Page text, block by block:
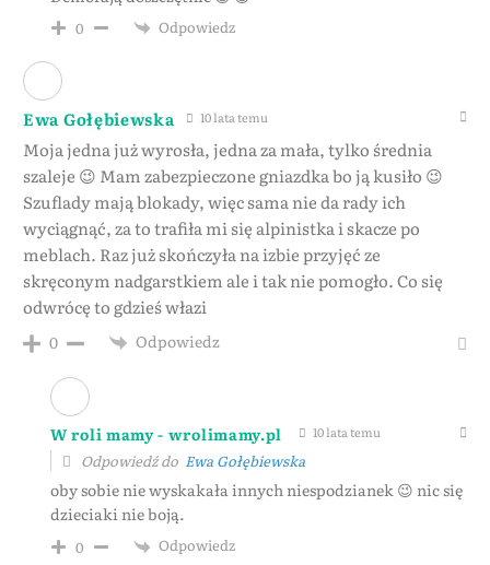
0 Odpowiedz
Ewa Gołębiewska 10 lata temu
Moja jedna już wyrosła, jedna za mała, tylko średnia
szaleje 😉 Mam zabezpieczone gniazdka bo ją kusiło 😉
Szuflady mają blokady, więc sama nie da rady ich
wyciągnąć, za to trafiła mi się alpinistka i skacze po
meblach. Raz już skończyła na izbie przyjęć ze
skręconym nadgarstkiem ale i tak nie pomogło. Co się
odwrócę to gdzieś włazi
0 Odpowiedz
W roli mamy - wrolimamy.pl 10 lata temu
Odpowiedź do Ewa Gołębiewska
oby sobie nie wyskakała innych niespodzianek 😉 nic się
dzieciaki nie boją.
0 Odpowiedz